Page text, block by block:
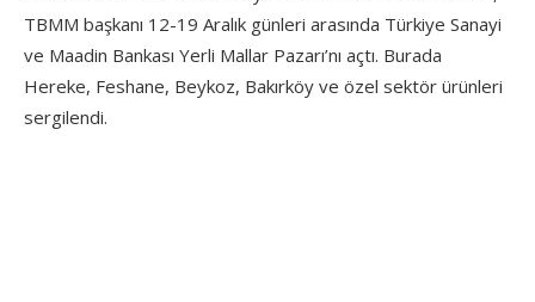
TBMM başkanı 12-19 Aralık günleri arasında Türkiye Sanayi
ve Maadin Bankası Yerli Mallar Pazarı’nı açtı. Burada
Hereke, Feshane, Beykoz, Bakırköy ve özel sektör ürünleri
sergilendi.